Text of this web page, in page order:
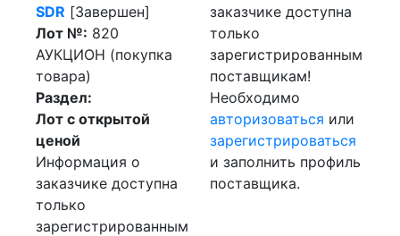
SDR [Завершен]
Лот №: 820
АУКЦИОН (покупка
товара)
Раздел:
Лот с открытой
ценой
Информация о
заказчике доступна
только
зарегистрированным
заказчике доступна
только
зарегистрированным
поставщикам!
Необходимо
авторизоваться или
зарегистрироваться
и заполнить профиль
поставщика.